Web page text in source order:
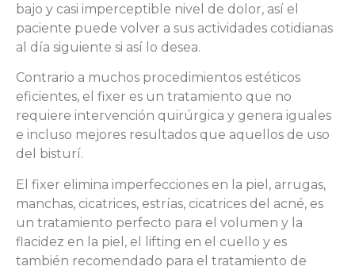
bajo y casi imperceptible nivel de dolor, así el
paciente puede volver a sus actividades cotidianas
al día siguiente si así lo desea.
Contrario a muchos procedimientos estéticos
eficientes, el fixer es un tratamiento que no
requiere intervención quirúrgica y genera iguales
e incluso mejores resultados que aquellos de uso
del bisturí.
El fixer elimina imperfecciones en la piel, arrugas,
manchas, cicatrices, estrías, cicatrices del acné, es
un tratamiento perfecto para el volumen y la
flacidez en la piel, el lifting en el cuello y es
también recomendado para el tratamiento de